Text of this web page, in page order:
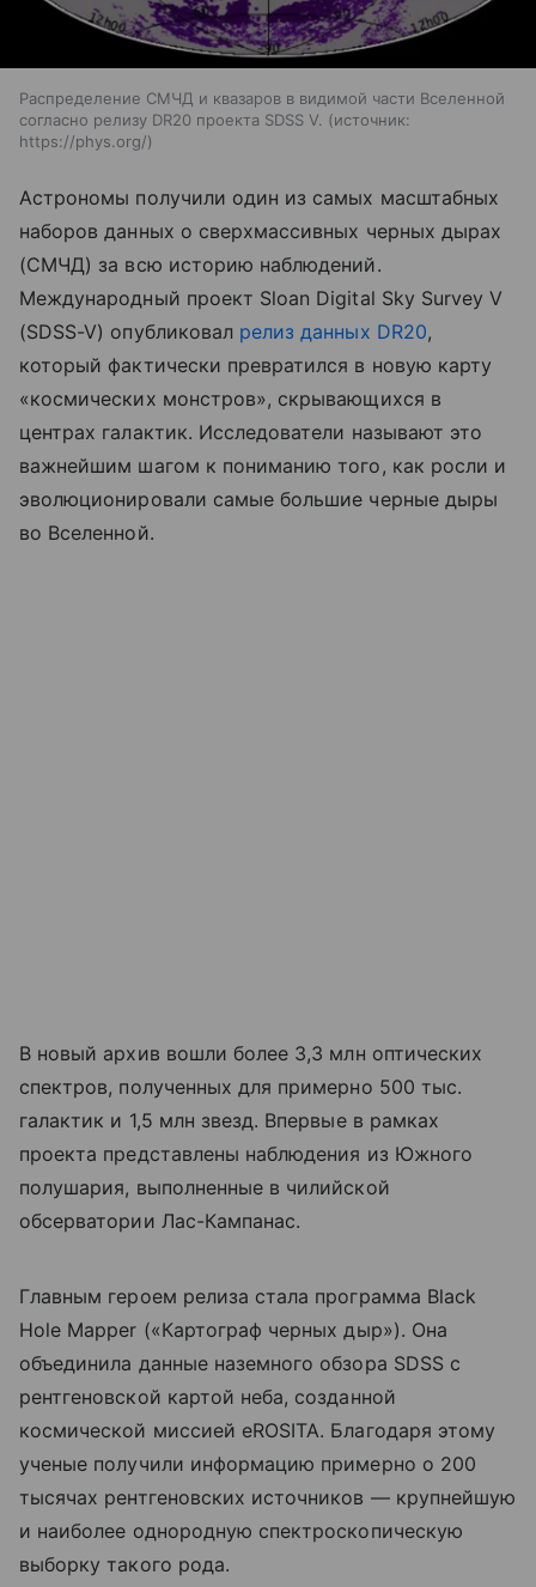
Распределение СМЧД и квазаров в видимой части Вселенной
согласно релизу DR20 проекта SDSS V.
источник:
https://phys.org/
Астрономы получили один из самых масштабных
наборов данных о сверхмассивных черных дырах
(СМЧД) за всю историю наблюдений.
Международный проект Sloan Digital Sky Survey V
(SDSS-V) опубликовал релиз данных DR20,
который фактически превратился в новую карту
«космических монстров», скрывающихся в
центрах галактик. Исследователи называют это
важнейшим шагом к пониманию того, как росли и
эволюционировали самые большие черные дыры
во Вселенной.
В новый архив вошли более 3,3 млн оптических
спектров, полученных для примерно 500 тыс.
галактик и 1,5 млн звезд. Впервые в рамках
проекта представлены наблюдения из Южного
полушария, выполненные в чилийской
обсерватории Лас-Кампанас.
Главным героем релиза стала программа Black
Hole Mapper («Картограф черных дыр»). Она
объединила данные наземного обзора SDSS с
рентгеновской картой неба, созданной
космической миссией eROSITA. Благодаря этому
ученые получили информацию примерно о 200
тысячах рентгеновских источников — крупнейшую
и наиболее однородную спектроскопическую
выборку такого рода.